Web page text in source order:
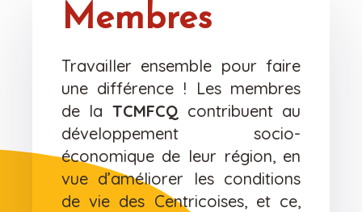
Membres
Travailler ensemble pour faire
une différence ! Les membres
de la TCMFCQ contribuent au
développement socio-
économique de leur région, en
vue d’améliorer les conditions
de vie des Centricoises, et ce,